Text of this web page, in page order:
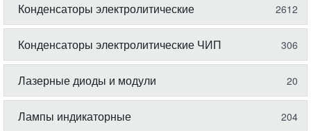
Конденсаторы электролитические 2612
Конденсаторы электролитические ЧИП 306
Лазерные диоды и модули 20
Лампы индикаторные 204